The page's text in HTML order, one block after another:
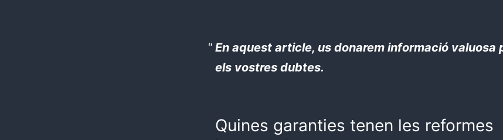
En aquest article, us donarem informació valuosa
els vostres dubtes.
Quines garanties tenen les reformes